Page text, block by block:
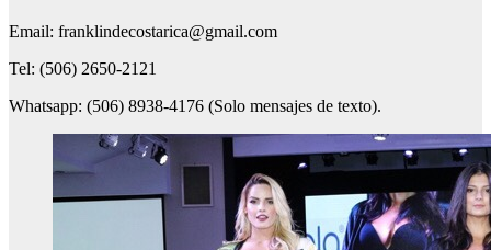
Email: franklindecostarica@gmail.com
Tel: (506) 2650-2121
Whatsapp: (506) 8938-4176 (Solo mensajes de texto).